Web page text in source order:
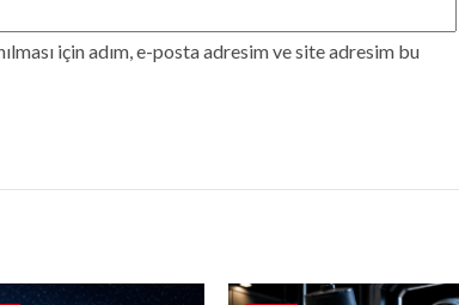
için adım, e-posta adresim ve site adresim bu